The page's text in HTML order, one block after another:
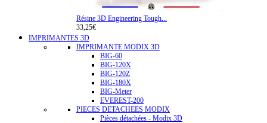
Résine 3D Engineering Tough...
33,25€
IMPRIMANTES 3D
IMPRIMANTE MODIX 3D
BIG-60
BIG-120X
BIG-120Z
BIG-180X
BIG-Meter
EVEREST-200
PIECES DETACHEES MODIX
Pièces détachées - Modix 3D